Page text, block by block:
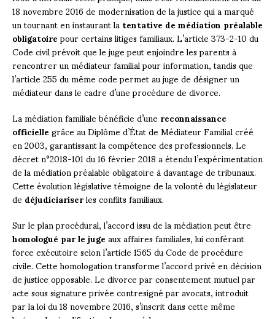
18 novembre 2016 de modernisation de la justice qui a marqué
un tournant en instaurant latentative de médiation préalable
obligatoirepour certains litiges familiaux. L’article 373-2-10 du
Code civil prévoit que le juge peut enjoindre les parents à
rencontrer un médiateur familial pour information, tandis que
l’article 255 du même code permet au juge de désigner un
médiateur dans le cadre d’une procédure de divorce.
La médiation familiale bénéficie d’unereconnaissance
officiellegrâce au Diplôme d’État de Médiateur Familial créé
en 2003, garantissant la compétence des professionnels. Le
décret n°2018-101 du 16 février 2018 a étendu l’expérimentation
de la médiation préalable obligatoire à davantage de tribunaux.
Cette évolution législative témoigne de la volonté du législateur
dedéjudiciariserles conflits familiaux.
Sur le plan procédural, l’accord issu de la médiation peut être
homologué par le jugeaux affaires familiales, lui conférant
force exécutoire selon l’article 1565 du Code de procédure
civile. Cette homologation transforme l’accord privé en décision
de justice opposable. Le divorce par consentement mutuel par
acte sous signature privée contresigné par avocats, introduit
par la loi du 18 novembre 2016, s’inscrit dans cette même